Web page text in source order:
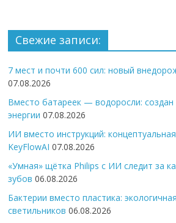
Свежие записи:
7 мест и почти 600 сил: новый
07.08.2026
Вместо батареек — водоросли:
энергии 07.08.2026
ИИ вместо инструкций:
KeyFlowAI 07.08.2026
«Умная» щётка Philips с ИИ следит за
зубов 06.08.2026
Бактерии вместо пластика:
светильников 06.08.2026